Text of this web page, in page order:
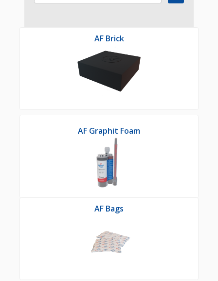
AF Brick
AF Graphit Foam
AF Bags